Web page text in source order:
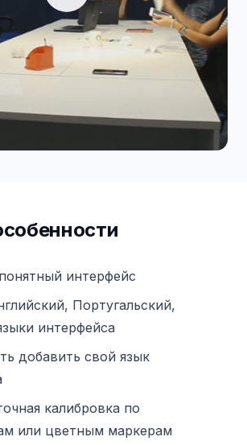
интерфейс
Португальский,
интерфейса
добавить свой язык
калибровка по
или цветным маркерам